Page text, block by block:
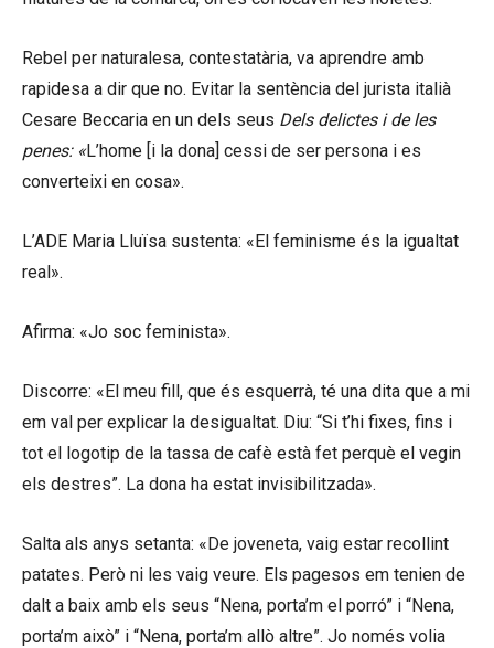
Rebel per naturalesa, contestatària, va aprendre amb
rapidesa a dir que no. Evitar la sentència del jurista italià
Cesare Beccaria en un dels seus Dels delictes i de les
penes: «L’home [i la dona] cessi de ser persona i es
converteixi en cosa».
L’ADE Maria Lluïsa sustenta: «El feminisme és la igualtat
real».
Afirma: «Jo soc feminista».
Discorre: «El meu fill, que és esquerrà, té una dita que a mi
em val per explicar la desigualtat. Diu: “Si t’hi fixes, fins i
tot el logotip de la tassa de cafè està fet perquè el vegin
els destres”. La dona ha estat invisibilitzada».
Salta als anys setanta: «De joveneta, vaig estar recollint
patates. Però ni les vaig veure. Els pagesos em tenien de
dalt a baix amb els seus “Nena, porta’m el porró” i “Nena,
porta’m això” i “Nena, porta’m allò altre”. Jo només volia